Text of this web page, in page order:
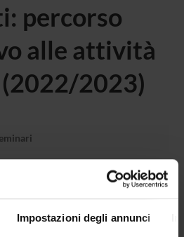
Impostazioni degli annunci
percorso
alle attività
2023)
seminario relativo
di istruzione degli adulti:
attività dei CPIA.